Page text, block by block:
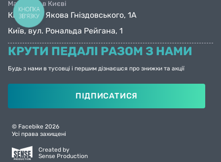
Магазини в Києві
Київ, вул. Якова Гніздовського, 1А
Київ, вул. Рональда Рейгана, 1
КРУТИ ПЕДАЛІ РАЗОМ З НАМИ
Будь з нами в тусовці і першим дізнаєшся про знижки та акції
ПІДПИСАТИСЯ
© Facebike 2026
Усі права захищені
Created by
Sense Production
КНОПКА
ЗВ'ЯЗКУ